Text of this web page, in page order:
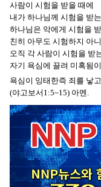
사람이 시험을 받을 때에
내가 하나님께 시험을 받
하나님은 악에게 시험을
친히 아무도 시험하지 아
오직 각 사람이 시험을 받
자기 욕심에 끌려 미혹됨
욕심이 잉태한즉 죄를 낳
(야고보서1:5~15) 아멘.